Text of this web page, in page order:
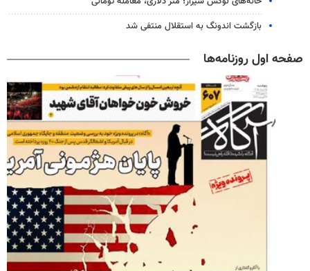
بازگشت اندونگ به استقلال منتفی شد
صفحه اول روزنامه‌ها